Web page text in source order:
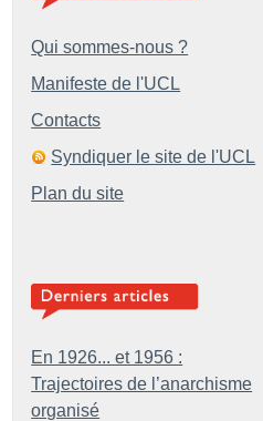
Qui sommes-nous ?
Manifeste de l'UCL
Contacts
Syndiquer le site de l'UCL
Plan du site
En 1926... et 1956 :
Trajectoires de l’anarchisme
organisé